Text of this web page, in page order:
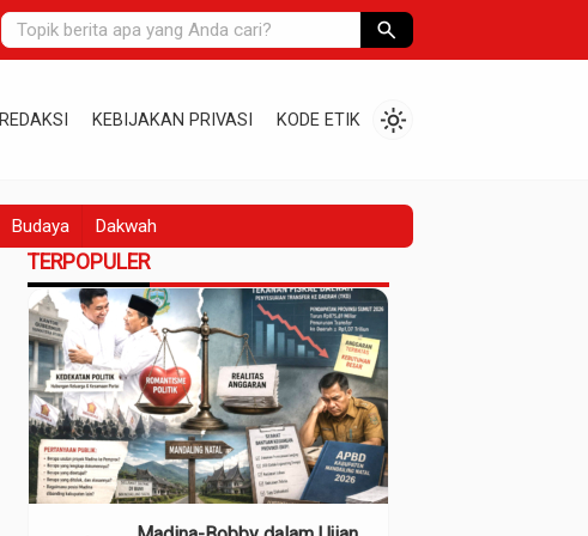
search
REDAKSI KEBIJAKAN PRIVASI KODE ETIK light_mode
Budaya Dakwah
TERPOPULER